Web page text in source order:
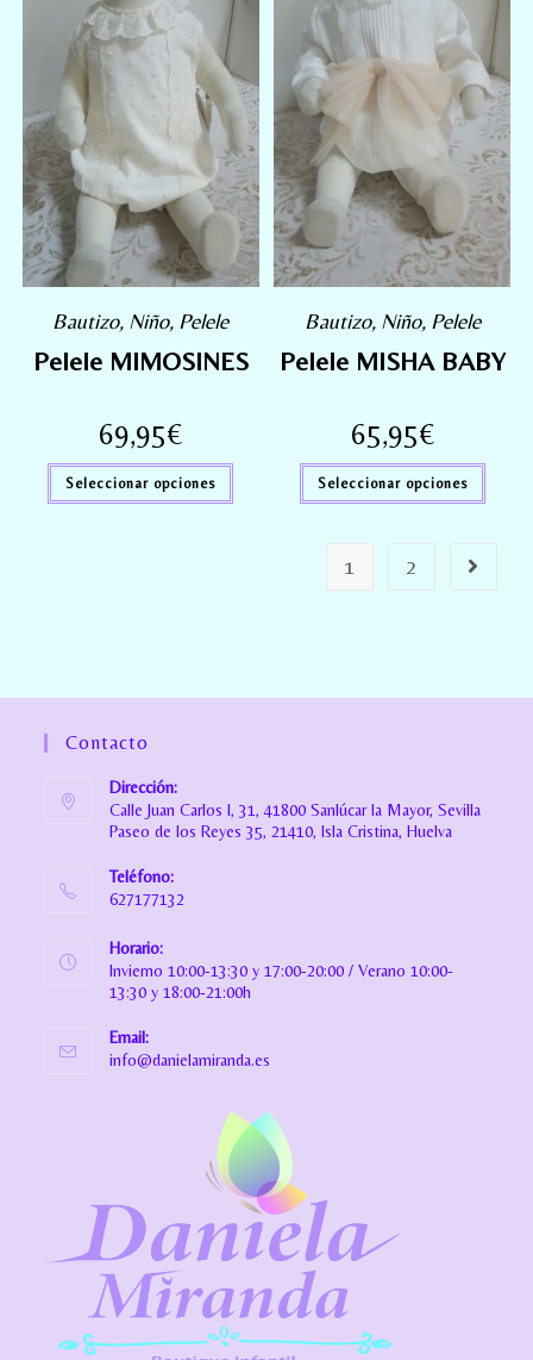
Bautizo, Niño, Pelele
Pelele MIMOSINES
69,95€
Seleccionar opciones
Bautizo, Niño, Pelele
Pelele MISHA BABY
65,95€
Seleccionar opciones
1 2
Contacto
Dirección:
Calle Juan Carlos I, 31, 41800 Sanlúcar la Mayor, Sevilla
Paseo de los Reyes 35, 21410, Isla Cristina, Huelva
Teléfono:
627177132
Horario:
Invierno 10:00-13:30 y 17:00-20:00 / Verano 10:00-
13:30 y 18:00-21:00h
Email:
info@danielamiranda.es